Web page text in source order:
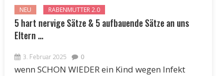
NEU RABENMUTTER 2.0
5 hart nervige Sätze & 5 aufbauende Sätze an uns
Eltern …
3. Februar 2025 0
wenn SCHON WIEDER ein Kind wegen Infekt